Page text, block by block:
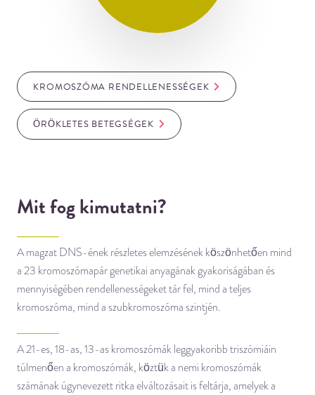
KROMOSZÓMA RENDELLENESSÉGEK
ÖRÖKLETES BETEGSÉGEK
Mit fog kimutatni?
A magzat DNS-ének részletes elemzésének köszönhetően mind
a 23 kromoszómapár genetikai anyagának gyakoriságában és
mennyiségében rendellenességeket tár fel, mind a teljes
kromoszóma, mind a szubkromoszóma szintjén.
A 21-es, 18-as, 13-as kromoszómák leggyakoribb triszómiáin
túlmenően a kromoszómák, köztük a nemi kromoszómák
számának úgynevezett ritka elváltozásait is feltárja, amelyek a